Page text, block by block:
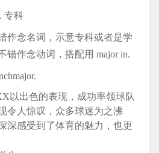
专科
作念名词，示意专科或者是学
错作念动词，搭配用 major in.
以出色的表现，成功率领球队
令人惊叹，众多球迷为之沸
深感受到了体育的魅力，也更